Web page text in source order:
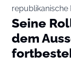
republikanische
Seine
dem